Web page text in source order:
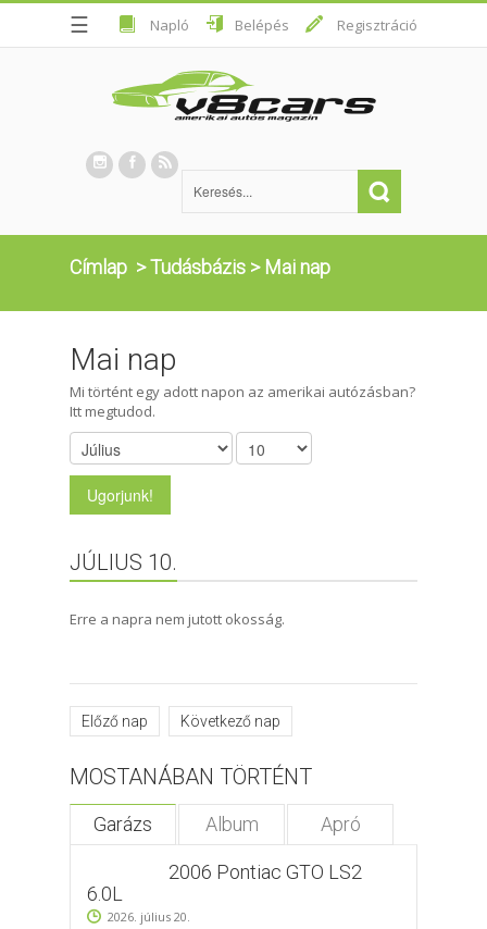
☰ Napló Belépés Regisztráció
Címlap >Tudásbázis > Mai nap
Mai nap
Mi történt egy adott napon az amerikai autózásban?
Itt megtudod.
JÚLIUS 10.
Erre a napra nem jutott okosság.
Előző nap Következő nap
MOSTANÁBAN TÖRTÉNT
Garázs Album Apró
2006 Pontiac GTO LS2
6.0L
2026. július 20.